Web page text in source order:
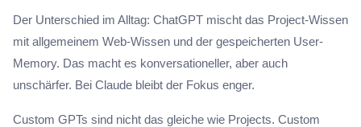
Der Unterschied im Alltag: ChatGPT mischt das Project-Wissen
mit allgemeinem Web-Wissen und der gespeicherten User-
Memory. Das macht es konversationeller, aber auch
unschärfer. Bei Claude bleibt der Fokus enger.
Custom GPTs sind nicht das gleiche wie Projects. Custom